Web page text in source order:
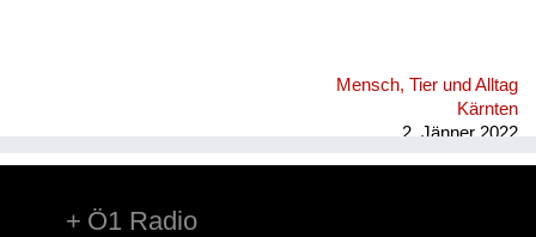
Mensch, Tier und Alltag
Kärnten
2. Jänner 2022
Ö1 Radio